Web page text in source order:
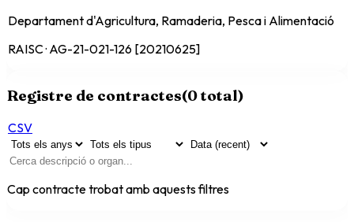
Departament d'Agricultura, Ramaderia, Pesca i Alimentació
RAISC · AG-21-021-126 [20210625]
Registre de contractes(0total)
CSV
Cap contracte trobat amb aquests filtres